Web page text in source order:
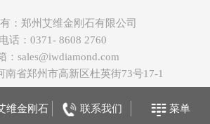
：郑州艾维金刚石有限公司
电话：0371- 8608 2760
：sales@iwdiamond.com
南省郑州市高新区杜英街73号17-1
维金刚石 联系我们 菜单